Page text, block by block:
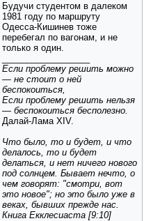
Будучи студентом в далеком
1981 году по маршруту
Одесса-Кишинев тоже
перебегал по вагонам, и не
только я один.
Если проблему решить можно
— не стоит о ней
беспокоиться,
Если проблему решить нельзя
— беспокоиться бесполезно.
Далай-Лама XIV.
Что было, то и будет, и что
делалось, то и будет
делаться, и нет ничего нового
под солнцем. Бывает нечто, о
чем говорят: "смотри, вот
это новое"; но это было уже в
веках, бывших прежде нас.
Книга Екклесиаста [9:10]